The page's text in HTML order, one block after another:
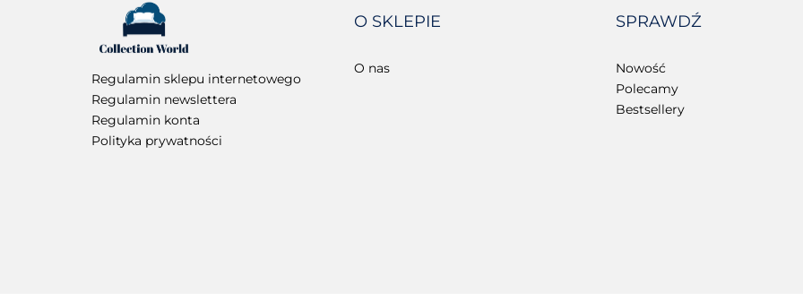
Regulamin sklepu internetowego
Regulamin newslettera
Regulamin konta
Polityka prywatności
O SKLEPIE
O nas
SPRAWDŹ
Nowość
Polecamy
Bestsellery